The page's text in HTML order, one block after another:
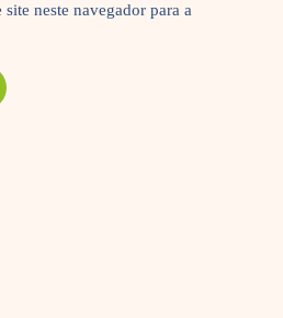
neste navegador para a